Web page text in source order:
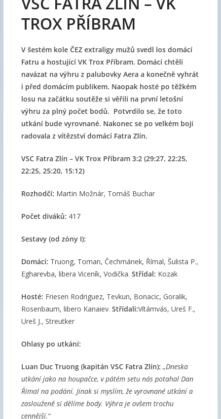
TROX PŘÍBRAM
V šestém kole ČEZ extraligy mužů svedl los domácí
Fatru a hostující VK Trox Příbram. Domácí chtěli
navázat na výhru z palubovky Aera a konečně vyhrát
i před domácím publikem. Naopak hosté po těžkém
losu na začátku soutěže si věřili na první letošní
výhru za plný počet bodů. Potvrdilo se, že toto
utkání bude vyrovnané. Nakonec se po velkém boji
radovala z vítězství domácí Fatra Zlín.
VSC Fatra Zlín – VK Trox Příbram 3:2 (29:27, 22:25,
22:25, 25:20, 15:12)
Rozhodčí: Martin Možnár, Tomáš Buchar
Počet diváků: 417
Sestavy (od zóny I):
Domácí: Truong, Toman, Čechmánek, Římal, Šulista P.,
Egharevba, libera Viceník, Vodička. Střídal: Kozak
Hosté: Friesen Rodriguez, Tevkun, Bonacic, Goralik,
Rosenbaum, libero Kanaiev. Střídali:Vítámvás, Ureš F.,
Ureš J., Streutker
Ohlasy po utkání:
Luan Duc Truong(kapitán VSC Fatra Zlín): „Dneska
utkání jako na houpačce, v pátém setu nás potahal Dan
Římal na podání. Jinak si myslím, že vyrovnané utkání a
zaslouženě si dělíme body. Výhra je ovšem trochu
cennější.“